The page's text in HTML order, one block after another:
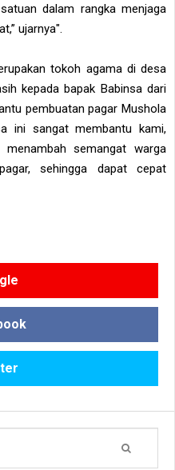
dalam rangka menjaga
ujarnya".
tokoh agama di desa
kepada bapak Babinsa dari
pembuatan pagar Mushola
ini sangat membantu kami,
semangat warga
sehingga dapat cepat